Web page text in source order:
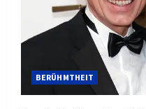
BERÜHMTHEIT